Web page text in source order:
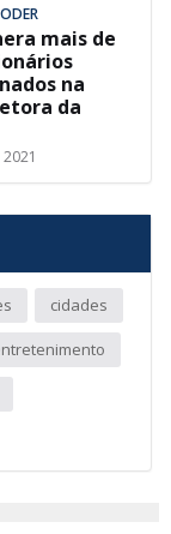
mais de
na
da
cidades